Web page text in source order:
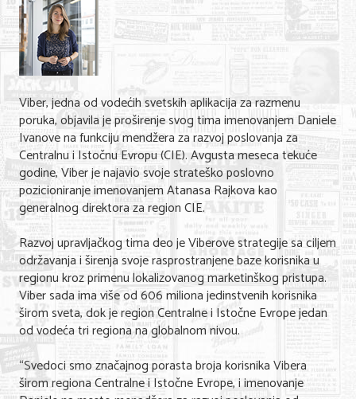
Shopping
Sve za venčanje
Sve za decu
Gastronomija
Kuća i bašta
Zdravlje i medicina
Sport i rekreacija
Hobi i razonoda
ADRESAR
Posao
Usluge
Nega lica i tela
Viber, jedna od vodećih svetskih aplikacija za razmenu
poruka, objavila je proširenje svog tima imenovanjem Daniele
Ivanove na funkciju mendžera za razvoj poslovanja za
Centralnu i Istočnu Evropu (CIE). Avgusta meseca tekuće
godine, Viber je najavio svoje strateško poslovno
pozicioniranje imenovanjem Atanasa Rajkova kao
generalnog direktora za region CIE.
Razvoj upravljačkog tima deo je Viberove strategije sa ciljem
održavanja i širenja svoje rasprostranjene baze korisnika u
regionu kroz primenu lokalizovanog marketinškog pristupa.
Viber sada ima više od 606 miliona jedinstvenih korisnika
širom sveta, dok je region Centralne i Istočne Evrope jedan
od vodeća tri regiona na globalnom nivou.
“Svedoci smo značajnog porasta broja korisnika Vibera
širom regiona Centralne i Istočne Evrope, i imenovanje